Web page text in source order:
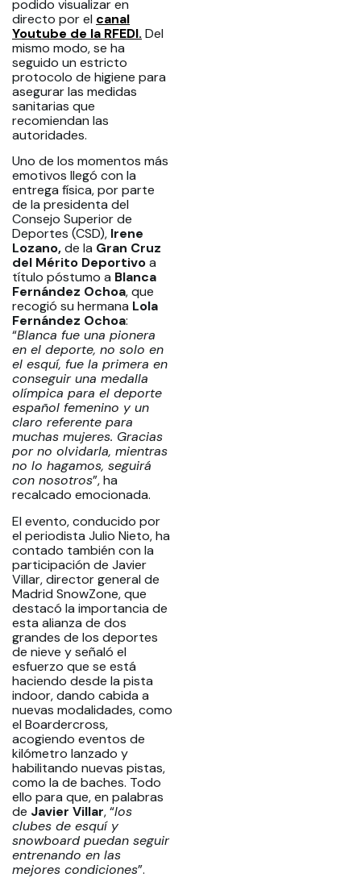
podido visualizar en
directo por el canal
Youtube de la RFEDI. Del
mismo modo, se ha
seguido un estricto
protocolo de higiene para
asegurar las medidas
sanitarias que
recomiendan las
autoridades.
Uno de los momentos más
emotivos llegó con la
entrega física, por parte
de la presidenta del
Consejo Superior de
Deportes (CSD), Irene
Lozano,de la Gran Cruz
del Mérito Deportivoa
título póstumo a Blanca
Fernández Ochoa, que
recogió su hermana Lola
Fernández Ochoa:
“Blanca fue una pionera
en el deporte, no solo en
el esquí, fue la primera en
conseguir una medalla
olímpica para el deporte
español femenino y un
claro referente para
muchas mujeres. Gracias
por no olvidarla, mientras
no lo hagamos, seguirá
con nosotros”, ha
recalcado emocionada.
El evento, conducido por
el periodista Julio Nieto, ha
contado también con la
participación de Javier
Villar, director general de
Madrid SnowZone, que
destacó la importancia de
esta alianza de dos
grandes de los deportes
de nieve y señaló el
esfuerzo que se está
haciendo desde la pista
indoor, dando cabida a
nuevas modalidades, como
el Boardercross,
acogiendo eventos de
kilómetro lanzado y
habilitando nuevas pistas,
como la de baches. Todo
ello para que, en palabras
de Javier Villar, “los
clubes de esquí y
snowboard puedan seguir
entrenando en las
mejores condiciones”.